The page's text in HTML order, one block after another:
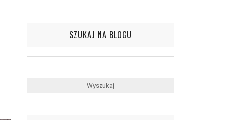
SZUKAJ NA BLOGU